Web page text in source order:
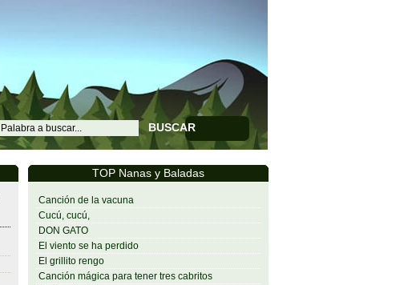
BUSCAR
TOP Nanas y Baladas
Canción de la vacuna
Cucú, cucú,
DON GATO
El viento se ha perdido
El grillito rengo
Canción mágica para tener tres cabritos